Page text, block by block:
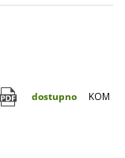
dostupno KOM